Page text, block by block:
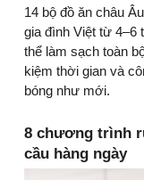
14 bộ đồ ăn châu
gia đình Việt từ 4–6
thể làm sạch toàn
kiệm thời gian và
bóng như mới.
8 chương trình
cầu hàng ngày